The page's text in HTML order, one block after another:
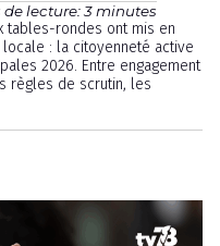
de lecture: 3 minutes
tables-rondes ont mis en
: la citoyenneté active
2026. Entre engagement
règles de scrutin, les